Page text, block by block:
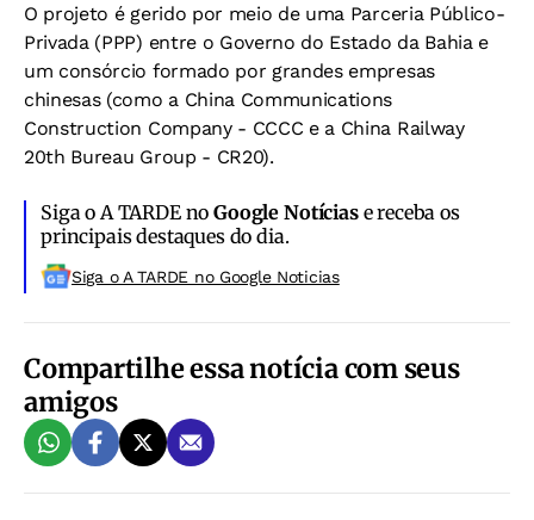
O projeto é gerido por meio de uma Parceria Público-
Privada (PPP) entre o Governo do Estado da Bahia e
um consórcio formado por grandes empresas
chinesas (como a China Communications
Construction Company - CCCC e a China Railway
20th Bureau Group - CR20).
Siga o A TARDE noGoogle Notíciase receba os
principais destaques do dia.
Siga o A TARDE no Google Noticias
Compartilhe essa notícia com seus
amigos